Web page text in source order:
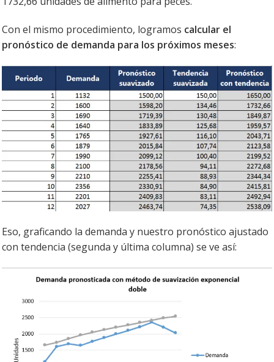
Con el mismo procedimiento, logramos calcular el
pronóstico de demanda para los próximos meses:
Eso, graficando la demanda y nuestro pronóstico ajustado
con tendencia (segunda y última columna) se ve así: